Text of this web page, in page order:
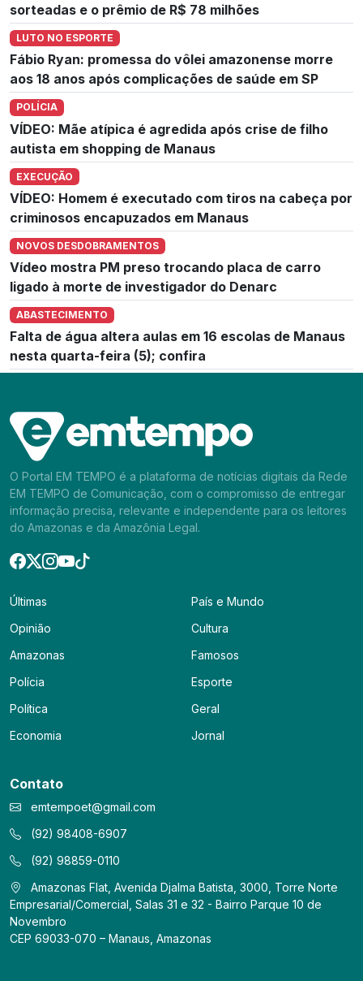
sorteadas e o prêmio de R$ 78 milhões
LUTO NO ESPORTE
Fábio Ryan: promessa do vôlei amazonense morre
aos 18 anos após complicações de saúde em SP
POLÍCIA
VÍDEO: Mãe atípica é agredida após crise de filho
autista em shopping de Manaus
EXECUÇÃO
VÍDEO: Homem é executado com tiros na cabeça por
criminosos encapuzados em Manaus
NOVOS DESDOBRAMENTOS
Vídeo mostra PM preso trocando placa de carro
ligado à morte de investigador do Denarc
ABASTECIMENTO
Falta de água altera aulas em 16 escolas de Manaus
nesta quarta-feira (5); confira
O Portal EM TEMPO é a plataforma de notícias digitais da Rede
EM TEMPO de Comunicação, com o compromisso de entregar
informação precisa, relevante e independente para os leitores
do Amazonas e da Amazônia Legal.
Últimas
Opinião
Amazonas
Polícia
Política
Economia
País e Mundo
Cultura
Famosos
Esporte
Geral
Jornal
Contato
emtempoet@gmail.com
(92) 98408-6907
(92) 98859-0110
Amazonas Flat, Avenida Djalma Batista, 3000, Torre Norte
Empresarial/Comercial, Salas 31 e 32 - Bairro Parque 10 de
Novembro
CEP 69033-070 – Manaus, Amazonas